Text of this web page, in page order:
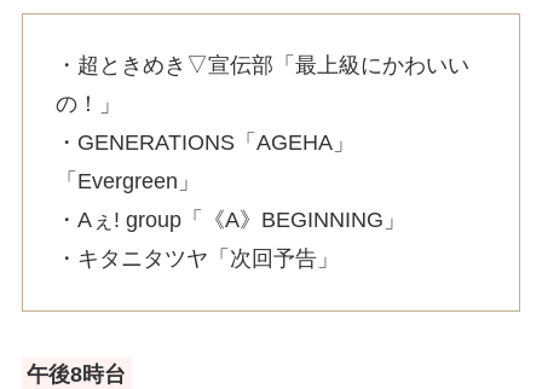
・超ときめき▽宣伝部「最上級にかわいい
の！」
・GENERATIONS「AGEHA」
「Evergreen」
・Aぇ! group「《A》BEGINNING」
・キタニタツヤ「次回予告」
午後8時台